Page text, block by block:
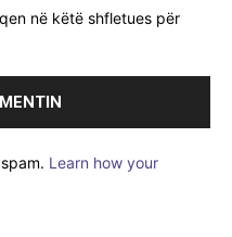
në këtë shfletues për
Learn how your